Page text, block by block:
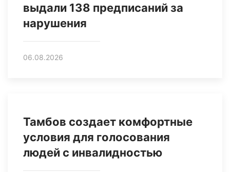
выдали 138 предписаний за
нарушения
06.08.2026
Тамбов создает комфортные
условия для голосования
людей с инвалидностью